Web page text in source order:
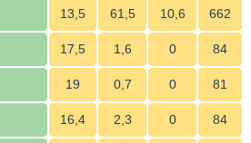
13,5 61,5 10,6 662
17,5 1,6 0 84
19 0,7 0 81
16,4 2,3 0 84